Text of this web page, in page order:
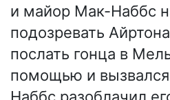
и майор Мак-Наббс
подозревать
послать гонца в
помощью и